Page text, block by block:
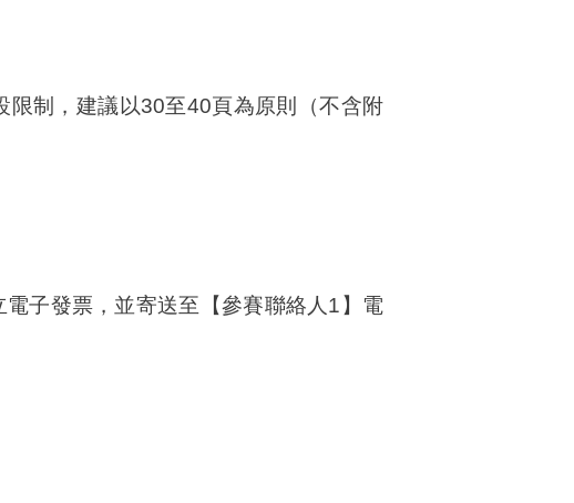
制，建議以30至40頁為原則（不含附
子發票，並寄送至【參賽聯絡人1】電